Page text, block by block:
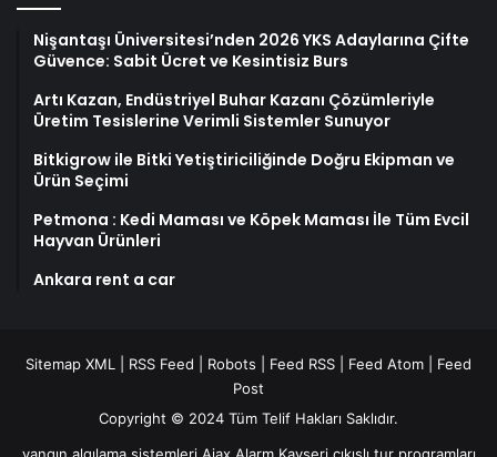
Nişantaşı Üniversitesi’nden 2026 YKS Adaylarına Çifte
Güvence: Sabit Ücret ve Kesintisiz Burs
Artı Kazan, Endüstriyel Buhar Kazanı Çözümleriyle
Üretim Tesislerine Verimli Sistemler Sunuyor
Bitkigrow ile Bitki Yetiştiriciliğinde Doğru Ekipman ve
Ürün Seçimi
Petmona : Kedi Maması ve Köpek Maması İle Tüm Evcil
Hayvan Ürünleri
Ankara rent a car
Sitemap XML RSS Feed Robots Feed RSS Feed Atom
Feed
Post
Copyright © 2024 Tüm Telif Hakları Saklıdır.